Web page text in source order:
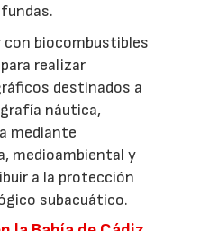
con biocombustibles
realizar
destinados a
náutica,
mediante
medioambiental y
a la protección
subacuático.